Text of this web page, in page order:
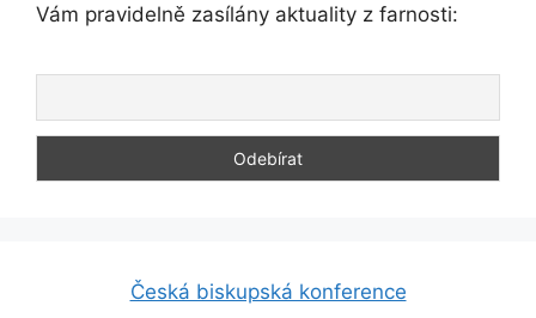
Vám pravidelně zasílány aktuality z farnosti:
Česká biskupská konference